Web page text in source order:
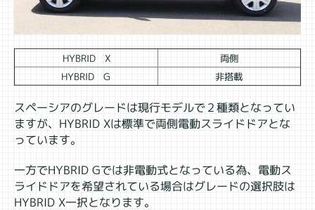
HYBRID X 両側
HYBRID G 非搭載
スペーシアのグレードは現行モデルで２種類となってい
ますが、HYBRID Xは標準で両側電動スライドドアとな
っています。
一方でHYBRID Gでは非電動式となっている為、電動ス
ライドドアを希望されている場合はグレードの選択肢は
HYBRID X一択となります。